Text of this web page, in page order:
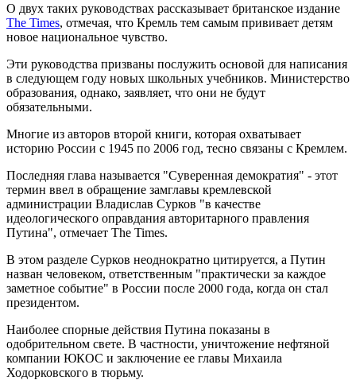
О двух таких руководствах рассказывает британское издание
The Times, отмечая, что Кремль тем самым прививает детям
новое национальное чувство.
Эти руководства призваны послужить основой для написания
в следующем году новых школьных учебников. Министерство
образования, однако, заявляет, что они не будут
обязательными.
Многие из авторов второй книги, которая охватывает
историю России с 1945 по 2006 год, тесно связаны с Кремлем.
Последняя глава называется "Суверенная демократия" - этот
термин ввел в обращение замглавы кремлевской
администрации Владислав Сурков "в качестве
идеологического оправдания авторитарного правления
Путина", отмечает The Times.
В этом разделе Сурков неоднократно цитируется, а Путин
назван человеком, ответственным "практически за каждое
заметное событие" в России после 2000 года, когда он стал
президентом.
Наиболее спорные действия Путина показаны в
одобрительном свете. В частности, уничтожение нефтяной
компании ЮКОС и заключение ее главы Михаила
Ходорковского в тюрьму.